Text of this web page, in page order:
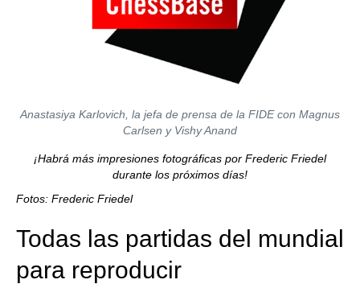
Anastasiya Karlovich, la jefa de prensa de la FIDE con Magnus
Carlsen y Vishy Anand
¡Habrá más impresiones fotográficas por Frederic Friedel
durante los próximos días!
Fotos: Frederic Friedel
Todas las partidas del mundial
para reproducir